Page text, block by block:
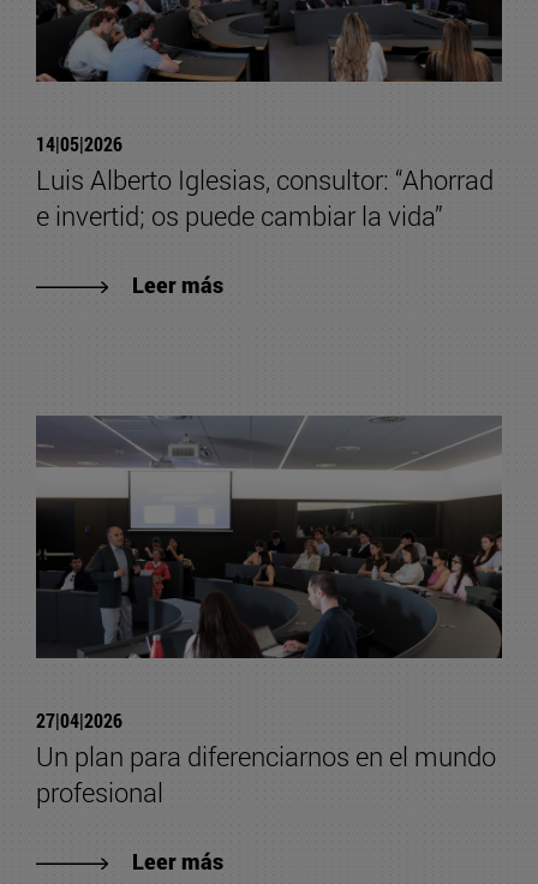
14|05|2026
Luis Alberto Iglesias, consultor: “Ahorrad
e invertid; os puede cambiar la vida”
Leer más
27|04|2026
Un plan para diferenciarnos en el mundo
profesional
Leer más